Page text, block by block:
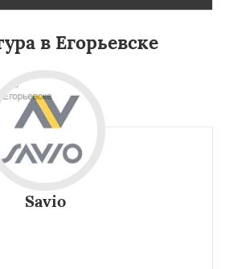
в Егорьевске
Savio